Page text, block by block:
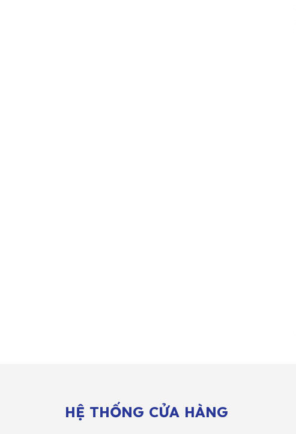
HỆ THỐNG CỬA HÀNG